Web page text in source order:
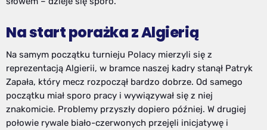
Na start porażka z Algierią
Na samym początku turnieju Polacy mierzyli się z
reprezentacją Algierii, w bramce naszej kadry stanął Patryk
Zapała, który mecz rozpoczął bardzo dobrze. Od samego
początku miał sporo pracy i wywiązywał się z niej
znakomicie. Problemy przyszły dopiero później. W drugiej
połowie rywale biało-czerwonych przejęli inicjatywę i